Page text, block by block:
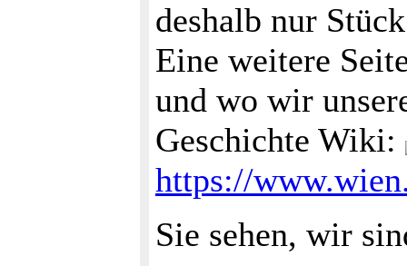
deshalb nur
Eine weitere
und wo wir
Geschichte Wiki:
https://
Sie sehen, wir